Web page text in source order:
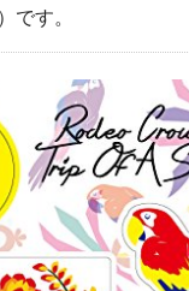
です。